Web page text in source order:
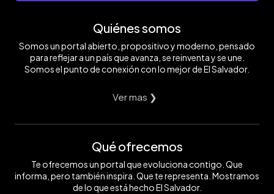
Quiénes somos
Somos un portal abierto, propositivo y moderno, pensado
para reflejar a un país que avanza, se reinventa y se une.
Somos el punto de conexión con lo mejor de El Salvador.
Ver mas ❯
Qué ofrecemos
Te ofrecemos un portal que evoluciona contigo. Que
informa, pero también inspira. Que te representa. Mostramos
de lo que está hecho El Salvador.